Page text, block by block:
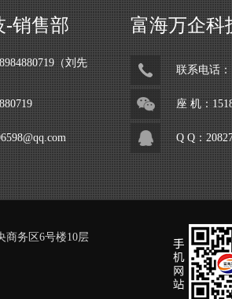
-销售部
（刘先
富海万企科
联系电话：
座 机：
Q Q：
商务区6号楼10层